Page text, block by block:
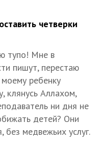
четверки
тупо! Мне в
пишут, перестаю
ребенку
клянусь Аллахом,
ни дня не
детей? Они
без медвежьих услуг.